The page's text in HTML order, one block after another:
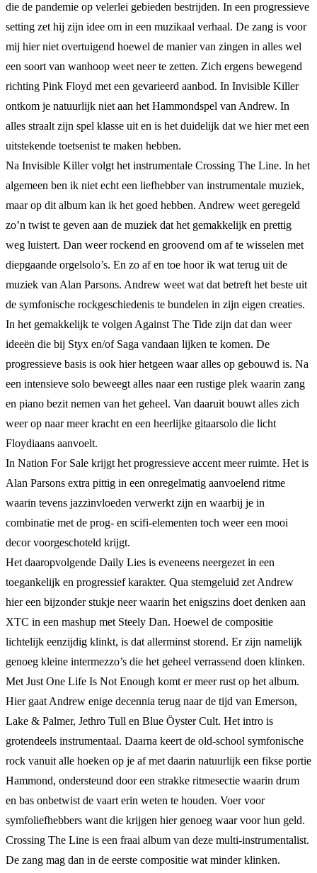
die de pandemie op velerlei gebieden bestrijden. In een progressieve
setting zet hij zijn idee om in een muzikaal verhaal. De zang is voor
mij hier niet overtuigend hoewel de manier van zingen in alles wel
een soort van wanhoop weet neer te zetten. Zich ergens bewegend
richting Pink Floyd met een gevarieerd aanbod. In Invisible Killer
ontkom je natuurlijk niet aan het Hammondspel van Andrew. In
alles straalt zijn spel klasse uit en is het duidelijk dat we hier met een
uitstekende toetsenist te maken hebben.
Na Invisible Killer volgt het instrumentale Crossing The Line. In het
algemeen ben ik niet echt een liefhebber van instrumentale muziek,
maar op dit album kan ik het goed hebben. Andrew weet geregeld
zo’n twist te geven aan de muziek dat het gemakkelijk en prettig
weg luistert. Dan weer rockend en groovend om af te wisselen met
diepgaande orgelsolo’s. En zo af en toe hoor ik wat terug uit de
muziek van Alan Parsons. Andrew weet wat dat betreft het beste uit
de symfonische rockgeschiedenis te bundelen in zijn eigen creaties.
In het gemakkelijk te volgen Against The Tide zijn dat dan weer
ideeën die bij Styx en/of Saga vandaan lijken te komen. De
progressieve basis is ook hier hetgeen waar alles op gebouwd is. Na
een intensieve solo beweegt alles naar een rustige plek waarin zang
en piano bezit nemen van het geheel. Van daaruit bouwt alles zich
weer op naar meer kracht en een heerlijke gitaarsolo die licht
Floydiaans aanvoelt.
In Nation For Sale krijgt het progressieve accent meer ruimte. Het is
Alan Parsons extra pittig in een onregelmatig aanvoelend ritme
waarin tevens jazzinvloeden verwerkt zijn en waarbij je in
combinatie met de prog- en scifi-elementen toch weer een mooi
decor voorgeschoteld krijgt.
Het daaropvolgende Daily Lies is eveneens neergezet in een
toegankelijk en progressief karakter. Qua stemgeluid zet Andrew
hier een bijzonder stukje neer waarin het enigszins doet denken aan
XTC in een mashup met Steely Dan. Hoewel de compositie
lichtelijk eenzijdig klinkt, is dat allerminst storend. Er zijn namelijk
genoeg kleine intermezzo’s die het geheel verrassend doen klinken.
Met Just One Life Is Not Enough komt er meer rust op het album.
Hier gaat Andrew enige decennia terug naar de tijd van Emerson,
Lake & Palmer, Jethro Tull en Blue Öyster Cult. Het intro is
grotendeels instrumentaal. Daarna keert de old-school symfonische
rock vanuit alle hoeken op je af met daarin natuurlijk een fikse portie
Hammond, ondersteund door een strakke ritmesectie waarin drum
en bas onbetwist de vaart erin weten te houden. Voer voor
symfoliefhebbers want die krijgen hier genoeg waar voor hun geld.
Crossing The Line is een fraai album van deze multi-instrumentalist.
De zang mag dan in de eerste compositie wat minder klinken.